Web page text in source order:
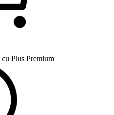
cu Plus Premium